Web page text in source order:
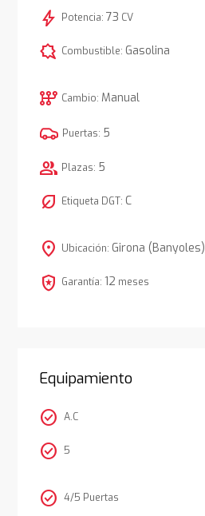
bolt Potencia: 73 CV
comic_bubble Combustible: Gasolina
auto_transmission Cambio: Manual
Puertas: 5
group Plazas: 5
nest_eco_leaf Etiqueta DGT: C
location_on Ubicación: Girona (Banyoles)
local_police Garantía: 12 meses
Equipamiento
check_circle A.C
check_circle 5
check_circle 4/5 Puertas